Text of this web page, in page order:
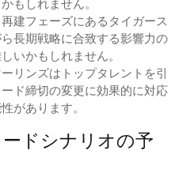
もしれません。
再建フェーズにあるタイガース
長期戦略に合致する影響力の
いかもしれません。
リンズはトップタレントを引
ド締切の変更に効果的に対応
があります。
ドシナリオの予